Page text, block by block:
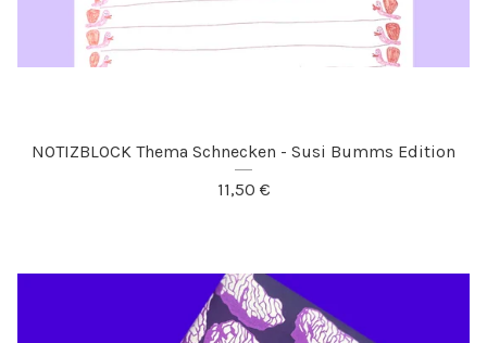
NOTIZBLOCK Thema Schnecken - Susi Bumms Edition
11,50 €